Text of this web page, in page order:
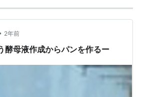
2年前
母液作成からパンを作るー